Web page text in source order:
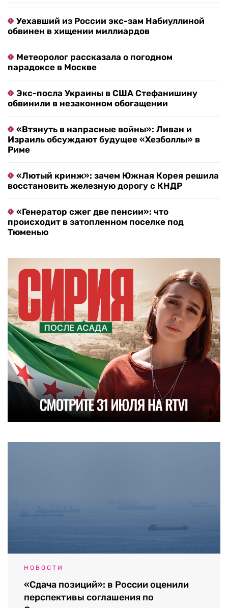
Уехавший из России экс-зам Набиуллиной
обвинен в хищении миллиардов
Метеоролог рассказала о погодном
парадоксе в Москве
Экс-посла Украины в США Стефанишину
обвинили в незаконном обогащении
«Втянуть в напрасные войны»: Ливан и
Израиль обсуждают будущее «Хезболлы» в
Риме
«Лютый кринж»: зачем Южная Корея решила
восстановить железную дорогу с КНДР
«Генератор сжег две пенсии»: что
происходит в затопленном поселке под
Тюменью
НОВОСТИ
«Сдача позиций»: в России оценили
перспективы соглашения по